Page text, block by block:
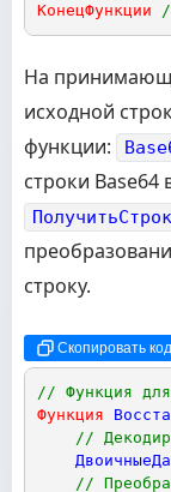
КонецФункции
На
исходной
функции:
строки
строку.
Скопировать код
// Функция для
Функция
//
//